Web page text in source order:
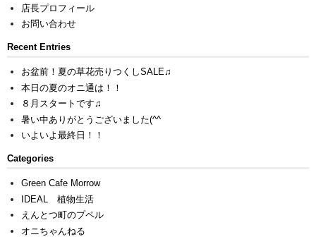
店長プロフィール
お問い合わせ
Recent Entries
お盆前！夏の草花売りつくしSALE♫
本日の夏のオニ通は！！
８月スタートです♫
暑い中ありがとうございました(^^ゞ
いよいよ最終日！！
Categories
Green Cafe Morrow
IDEAL 植物生活
えんとつ町のプペル
オニちゃんねる